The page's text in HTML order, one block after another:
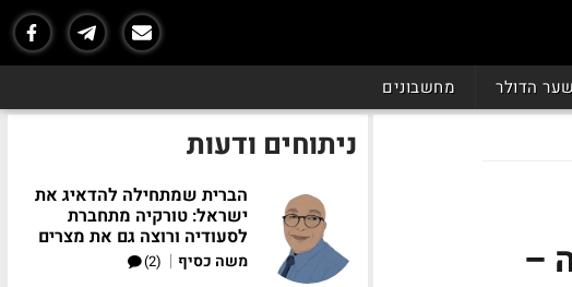
הדולר מחשבונים
–
ניתוחים ודעות
הברית שמתחילה להדאיג את
ישראל: טורקיה מתחברת
לסעודיה ורוצה גם את מצרים
משה כסיף |
(2)